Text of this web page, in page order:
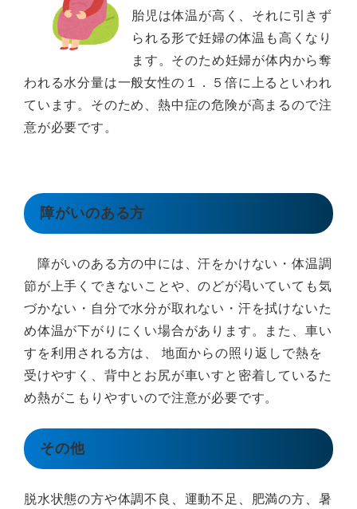
胎児は体温が高く、それに引きず
られる形で妊婦の体温も高くなり
ます。そのため妊婦が体内から奪
われる水分量は一般女性の１．５倍に上るといわれ
ています。そのため、熱中症の危険が高まるので注
意が必要です。
障がいのある方
障がいのある方の中には、汗をかけない・体温調
節が上手くできないことや、のどが渇いていても気
づかない・自分で水分が取れない・汗を拭けないた
め体温が下がりにくい場合があります。また、車い
すを利用される方は、 地面からの照り返しで熱を
受けやすく、背中とお尻が車いすと密着しているた
め熱がこもりやすいので注意が必要です。
その他
脱水状態の方や体調不良、運動不足、肥満の方、暑